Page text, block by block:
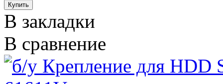
В закладки
В сравнение